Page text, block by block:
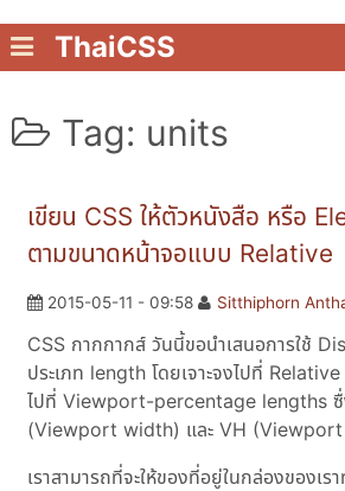
ThaiCSS
Tag: units
เขียน CSS ให้ตัวหนังสือ หรือ
ตามขนาดหน้าจอแบบ Relative
2015-05-11 - 09:58 Sitthiphorn
CSS กากกากส์ วันนี้ขอนำเสนอการใช้
ประเภท length โดยเจาะจงไปที่
ไปที่ Viewport-percentage lengths
(Viewport width) และ VH
เราสามารถที่จะให้ของที่อยู่ในกล่องของเร